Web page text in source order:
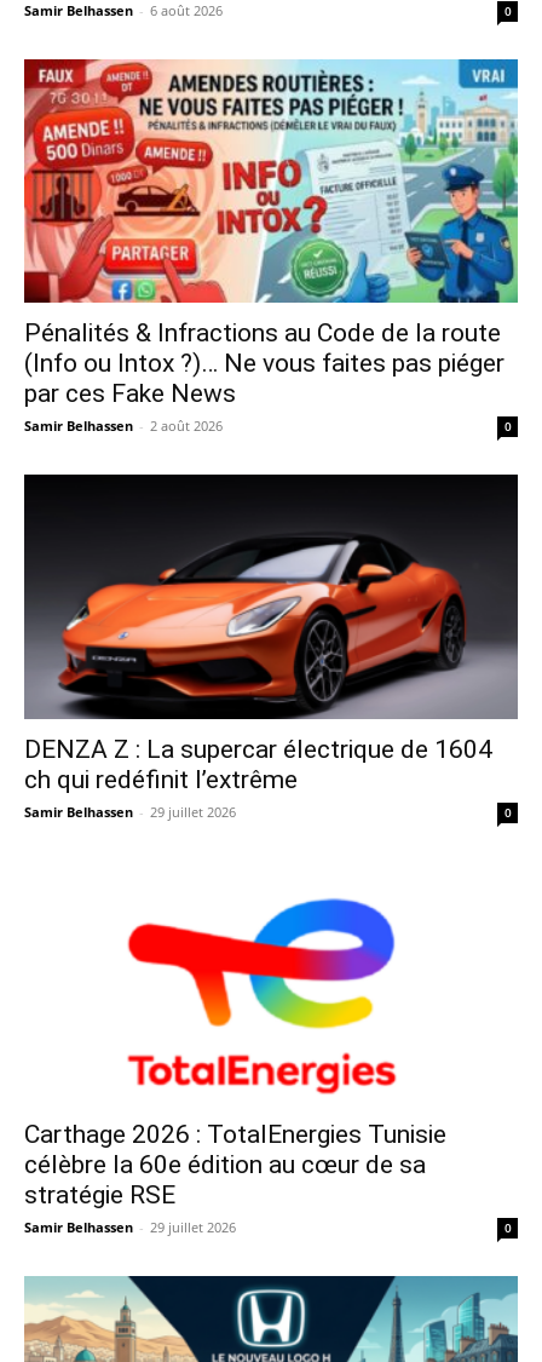
Samir Belhassen - 6 août 2026 0
Pénalités & Infractions au Code de la route
(Info ou Intox ?)… Ne vous faites pas piéger
par ces Fake News
Samir Belhassen - 2 août 2026 0
DENZA Z : La supercar électrique de 1604
ch qui redéfinit l’extrême
Samir Belhassen - 29 juillet 2026 0
Carthage 2026 : TotalEnergies Tunisie
célèbre la 60e édition au cœur de sa
stratégie RSE
Samir Belhassen - 29 juillet 2026 0